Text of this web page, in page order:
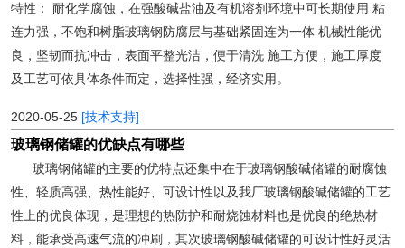
特性： 耐化学腐蚀，在强酸碱盐油及有机溶剂环境中可长期使用 粘
连力强，不饱和树脂玻璃钢防腐层与基础紧固连为一体 机械性能优
良，坚韧而抗冲击，表面平整光洁，便于清洗 施工方便，施工厚度
及工艺可依具体条件而定，选择性强，经济实用。
2020-05-25 [技术支持]
玻璃钢储罐的优缺点有哪些
玻璃钢储罐的主要的优特点还集中在于玻璃钢酸碱储罐的耐腐蚀
性、轻质高强、热性能好、可设计性以及我厂玻璃钢酸碱储罐的工艺
性上的优良体现，是理想的热防护和耐烧蚀材料也是优良的绝热材
料，能承受高速气流的冲刷，其次玻璃钢酸碱储罐的可设计性好灵活